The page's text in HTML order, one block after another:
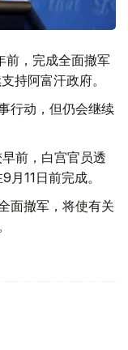
前，完成全面撤军
持阿富汗政府。
行动，但仍会继续
前，白宫官员透
11日前完成。
面撤军，将使有关